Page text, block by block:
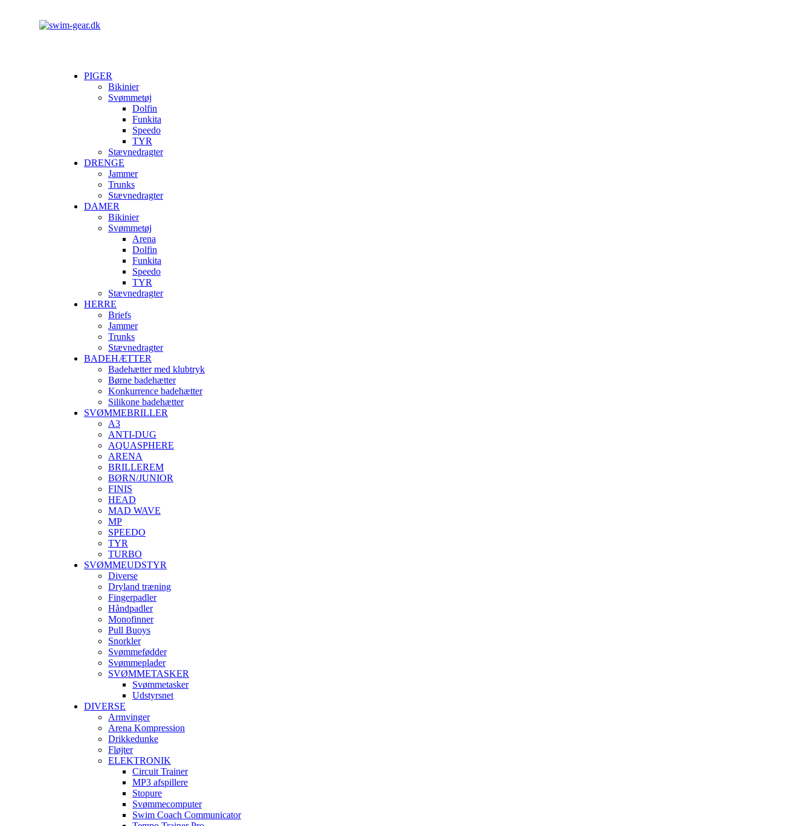
PIGER
Bikinier
Svømmetøj
Dolfin
Funkita
Speedo
TYR
Stævnedragter
DRENGE
Jammer
Trunks
Stævnedragter
DAMER
Bikinier
Svømmetøj
Arena
Dolfin
Funkita
Speedo
TYR
Stævnedragter
HERRE
Briefs
Jammer
Trunks
Stævnedragter
BADEHÆTTER
Badehætter med klubtryk
Børne badehætter
Konkurrence badehætter
Silikone badehætter
SVØMMEBRILLER
A3
ANTI-DUG
AQUASPHERE
ARENA
BRILLEREM
BØRN/JUNIOR
FINIS
HEAD
MAD WAVE
MP
SPEEDO
TYR
TURBO
SVØMMEUDSTYR
Diverse
Dryland træning
Fingerpadler
Håndpadler
Monofinner
Pull Buoys
Snorkler
Svømmefødder
Svømmeplader
SVØMMETASKER
Svømmetasker
Udstyrsnet
DIVERSE
Armvinger
Arena Kompression
Drikkedunke
Fløjter
ELEKTRONIK
Circuit Trainer
MP3 afspillere
Stopure
Svømmecomputer
Swim Coach Communicator